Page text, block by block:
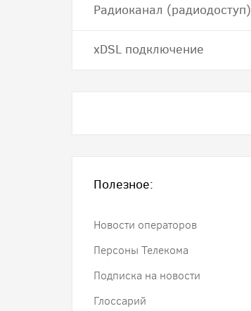
Радиоканал (радиодоступ)
хDSL подключение
Полезное:
Новости операторов
Персоны Телекома
Подписка на новости
Глоссарий